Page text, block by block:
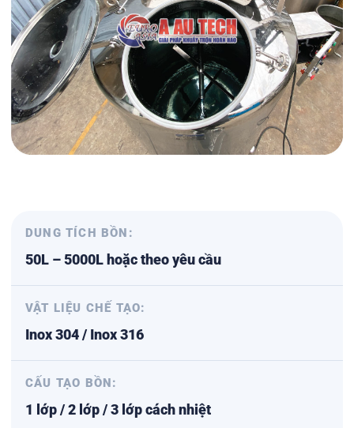
DUNG TÍCH BỒN:
50L – 5000L hoặc theo yêu cầu
VẬT LIỆU CHẾ TẠO:
Inox 304 / Inox 316
CẤU TẠO BỒN:
1 lớp / 2 lớp / 3 lớp cách nhiệt